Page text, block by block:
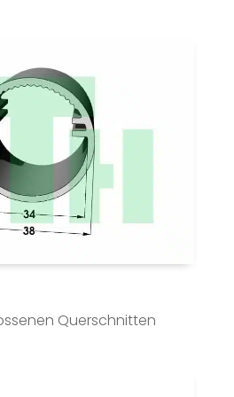
Querschnitten